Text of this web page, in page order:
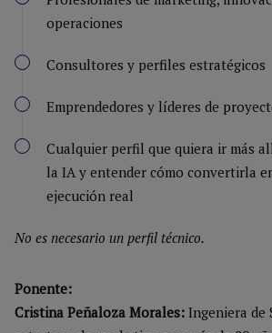
operaciones
Consultores y perfiles estratégicos
Emprendedores y líderes de
Cualquier perfil que quiera ir más
la IA y entender cómo convertirla
ejecución real
No es necesario un perfil técnico.
Ponente:
Cristina Peñaloza Morales: Ingeniera de